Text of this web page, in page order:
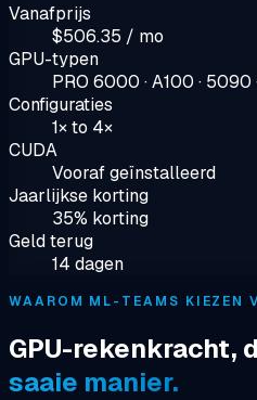
Vanafprijs
$506.35 / mo
GPU-typen
PRO 6000 · A100 · 5090
Configuraties
1× to 4×
CUDA
Vooraf geïnstalleerd
Jaarlijkse korting
35% korting
Geld terug
14 dagen
WAAROM ML-TEAMS KIEZEN
GPU-rekenkracht,
saaie manier.